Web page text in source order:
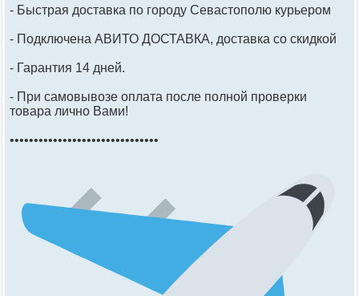
- Быстрая доставка по городу Севастополю курьером
- Подключена АВИТО ДОСТАВКА, доставка со скидкой
- Гарантия 14 дней.
- При самовывозе оплата после полной проверки
товара лично Вами!
•••••••••••••••••••••••••••••••